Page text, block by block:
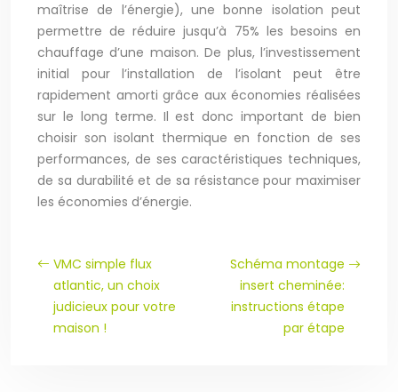
maîtrise de l’énergie), une bonne isolation peut
permettre de réduire jusqu’à 75% les besoins en
chauffage d’une maison. De plus, l’investissement
initial pour l’installation de l’isolant peut être
rapidement amorti grâce aux économies réalisées
sur le long terme. Il est donc important de bien
choisir son isolant thermique en fonction de ses
performances, de ses caractéristiques techniques,
de sa durabilité et de sa résistance pour maximiser
les économies d’énergie.
VMC simple flux
atlantic, un choix
judicieux pour votre
maison !
Schéma montage
insert cheminée:
instructions étape
par étape